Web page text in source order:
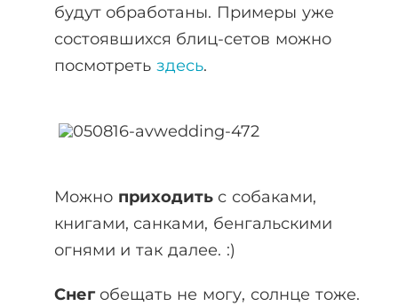
будут обработаны. Примеры уже
состоявшихся блиц-сетов можно
посмотреть здесь.
Можно приходитьс собаками,
книгами, санками, бенгальскими
огнями и так далее. :)
Снегобещать не могу, солнце тоже.